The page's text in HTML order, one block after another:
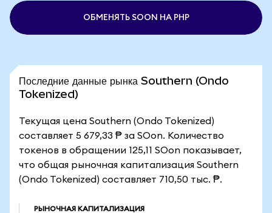
ОБМЕНЯТЬ SOON НА PHP
Последние данные рынка Southern (Ondo
Tokenized)
Текущая цена Southern (Ondo Tokenized)
составляет 5 679,33 ₱ за SOon. Количество
токенов в обращении 125,11 SOon показывает,
что общая рыночная капитализация Southern
(Ondo Tokenized) составляет 710,50 тыс. ₱.
РЫНОЧНАЯ КАПИТАЛИЗАЦИЯ